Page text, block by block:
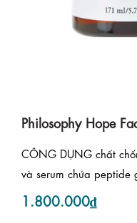
Philosophy Hope
CÔNG DỤNG chất
và serum chứa peptide
1.800.000₫